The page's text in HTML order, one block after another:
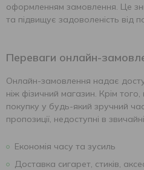
оформленням замовлення. Це
та підвищує задоволеність від
Переваги онлайн-
Онлайн-замовлення надає
ніж фізичний магазин. Крім
покупку у будь-який зручний
пропозиції, недоступні в
Економія часу та зусиль
Доставка сигарет, стиків,